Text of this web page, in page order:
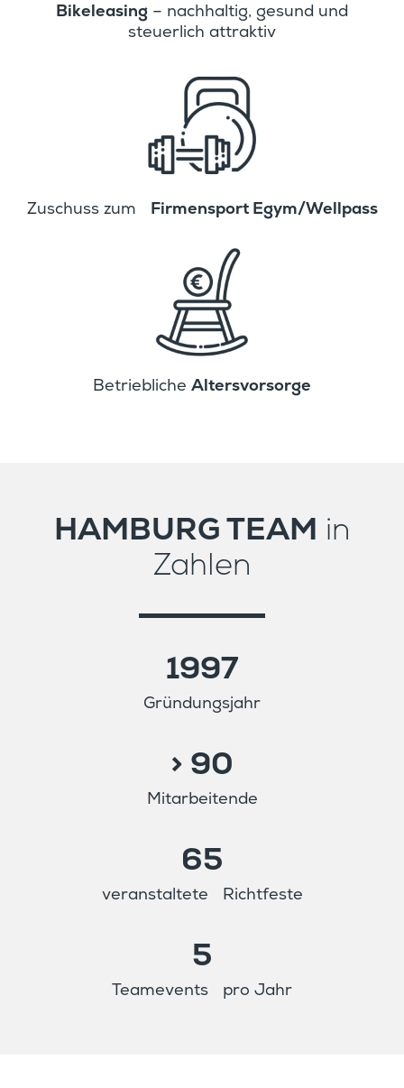
Bikelea­sing – nachhaltig, gesund und
steuer­lich attraktiv
Zuschuss zum Firmen­sport Egym/Wellpass
Betrieb­liche Alters­vor­sorge
HAMBURG TEAM in
Zahlen
1997
Gründungs­jahr
> 90
Mitar­bei­tende
65
veran­stal­tete Richtfeste
5
Teame­vents pro Jahr